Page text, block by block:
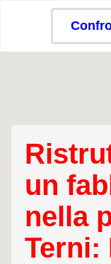
un
nella
Terni: